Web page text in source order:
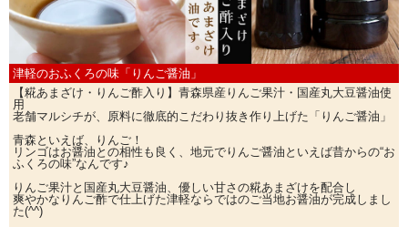
津軽のおふくろの味「りんご醤油」
【糀あまざけ・りんご酢入り】青森県産りんご果汁・国産丸大豆醤油使
用
老舗マルシチが、原料に徹底的こだわり抜き作り上げた「りんご醤油」
青森といえば、りんご！
リンゴはお醤油との相性も良く、地元でりんご醤油といえば昔からの“お
ふくろの味”なんです♪
りんご果汁と国産丸大豆醤油、優しい甘さの糀あまざけを配合し
爽やかなりんご酢で仕上げた津軽ならではのご当地お醤油が完成しまし
た(^^)